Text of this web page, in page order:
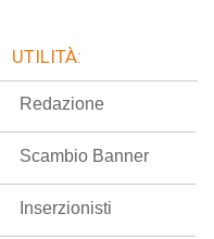
UTILITÀ:
Redazione
Scambio Banner
Inserzionisti